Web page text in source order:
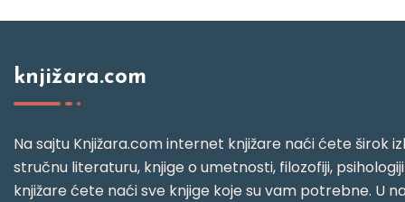
knjižara.com
Na sajtu Knjižara.com internet knjižare naći ćete širok
stručnu literaturu, knjige o umetnosti, filozofiji,
knjižare ćete naći sve knjige koje su vam potrebne. U